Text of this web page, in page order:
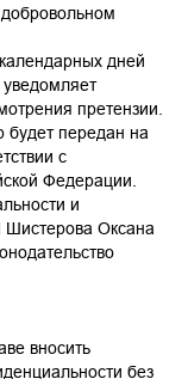
дней
претензии.
будет передан на
с
Федерации.
и
Оксана
вносить
без